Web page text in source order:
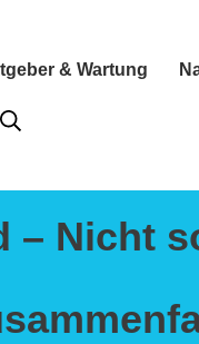
& Wartung
– Nicht